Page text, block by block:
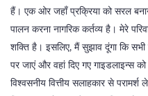
हैं। एक ओर जहाँ प्रक्रिया को सरल
पालन करना नागरिक कर्तव्य है। मेरे
शक्ति है। इसलिए, मैं सुझाव दूंगा कि
पर जाएं और वहां दिए गए गाइडलाइन्स
विश्वसनीय वित्तीय सलाहकार से